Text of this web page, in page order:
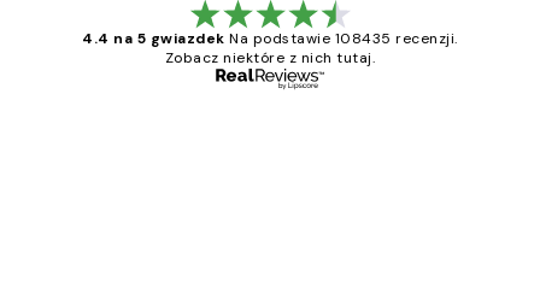
4.4 na 5 gwiazdek Na podstawie 108435 recenzji.
Zobacz niektóre z nich tutaj.